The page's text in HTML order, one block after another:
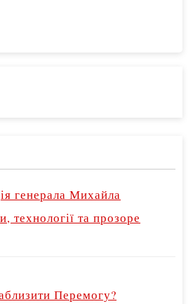
генерала Михайла
технології та прозоре
Перемогу?